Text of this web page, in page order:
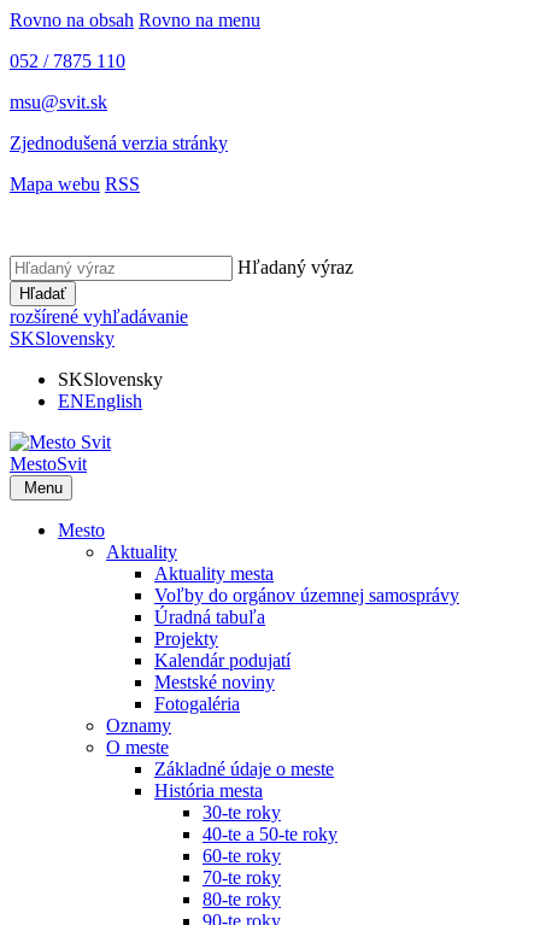
Rovno na obsah Rovno na menu
052 / 7875 110
msu@svit.sk
Zjednodušená verzia stránky
Mapa webu RSS
Hľadaný výraz
Hľadať
rozšírené vyhľadávanie
SKSlovensky
SKSlovensky
ENEnglish
MestoSvit
Menu
Mesto
Aktuality
Aktuality mesta
Voľby do orgánov územnej samosprávy
Úradná tabuľa
Projekty
Kalendár podujatí
Mestské noviny
Fotogaléria
Oznamy
O meste
Základné údaje o meste
História mesta
30-te roky
40-te a 50-te roky
60-te roky
70-te roky
80-te roky
90-te roky